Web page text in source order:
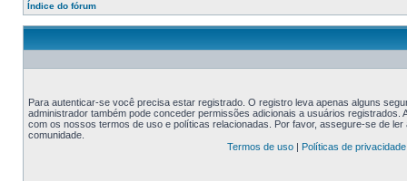
Índice do fórum
Para autenticar-se você precisa estar registrado. O registro leva apenas alguns
administrador também pode conceder permissões adicionais a usuários registrados.
com os nossos termos de uso e políticas relacionadas. Por favor, assegure-se de
comunidade.
Termos de uso | Políticas de privacidade